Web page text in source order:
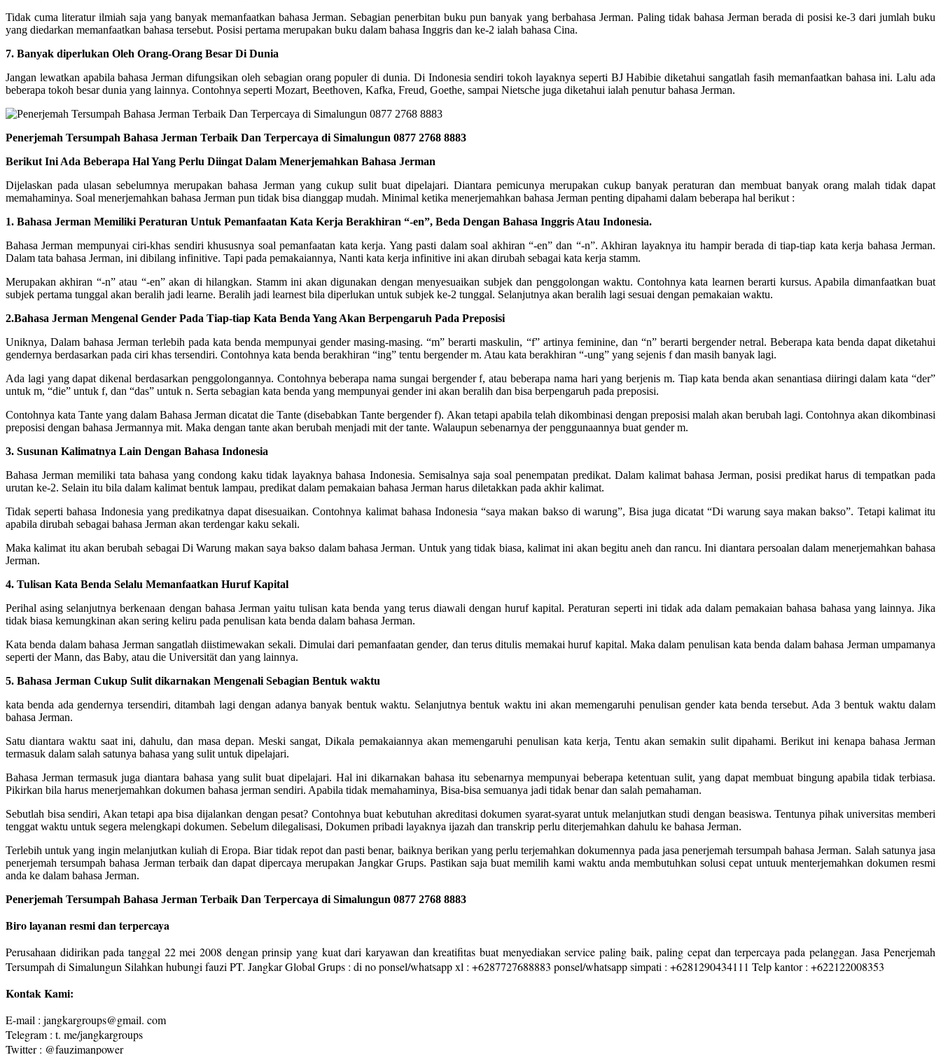
Tidak cuma literatur ilmiah saja yang banyak memanfaatkan bahasa Jerman. Sebagian penerbitan buku pun banyak yang berbahasa Jerman. Paling tidak bahasa Jerman berada di posisi ke-3 dari jumlah buku
yang diedarkan memanfaatkan bahasa tersebut. Posisi pertama merupakan buku dalam bahasa Inggris dan ke-2 ialah bahasa Cina.
7. Banyak diperlukan Oleh Orang-Orang Besar Di Dunia
Jangan lewatkan apabila bahasa Jerman difungsikan oleh sebagian orang populer di dunia. Di Indonesia sendiri tokoh layaknya seperti BJ Habibie diketahui sangatlah fasih memanfaatkan bahasa ini. Lalu ada
beberapa tokoh besar dunia yang lainnya. Contohnya seperti Mozart, Beethoven, Kafka, Freud, Goethe, sampai Nietsche juga diketahui ialah penutur bahasa Jerman.
Penerjemah Tersumpah Bahasa Jerman Terbaik Dan Terpercaya di Simalungun 0877 2768 8883
Berikut Ini Ada Beberapa Hal Yang Perlu Diingat Dalam Menerjemahkan Bahasa Jerman
Dijelaskan pada ulasan sebelumnya merupakan bahasa Jerman yang cukup sulit buat dipelajari. Diantara pemicunya merupakan cukup banyak peraturan dan membuat banyak orang malah tidak dapat
memahaminya. Soal menerjemahkan bahasa Jerman pun tidak bisa dianggap mudah. Minimal ketika menerjemahkan bahasa Jerman penting dipahami dalam beberapa hal berikut :
1. Bahasa Jerman Memiliki Peraturan Untuk Pemanfaatan Kata Kerja Berakhiran “-en”, Beda Dengan Bahasa Inggris Atau Indonesia.
Bahasa Jerman mempunyai ciri-khas sendiri khususnya soal pemanfaatan kata kerja. Yang pasti dalam soal akhiran “-en” dan “-n”. Akhiran layaknya itu hampir berada di tiap-tiap kata kerja bahasa Jerman.
Dalam tata bahasa Jerman, ini dibilang infinitive. Tapi pada pemakaiannya, Nanti kata kerja infinitive ini akan dirubah sebagai kata kerja stamm.
Merupakan akhiran “-n” atau “-en” akan di hilangkan. Stamm ini akan digunakan dengan menyesuaikan subjek dan penggolongan waktu. Contohnya kata learnen berarti kursus. Apabila dimanfaatkan buat
subjek pertama tunggal akan beralih jadi learne. Beralih jadi learnest bila diperlukan untuk subjek ke-2 tunggal. Selanjutnya akan beralih lagi sesuai dengan pemakaian waktu.
2.Bahasa Jerman Mengenal Gender Pada Tiap-tiap Kata Benda Yang Akan Berpengaruh Pada Preposisi
Uniknya, Dalam bahasa Jerman terlebih pada kata benda mempunyai gender masing-masing. “m” berarti maskulin, “f” artinya feminine, dan “n” berarti bergender netral. Beberapa kata benda dapat diketahui
gendernya berdasarkan pada ciri khas tersendiri. Contohnya kata benda berakhiran “ing” tentu bergender m. Atau kata berakhiran “-ung” yang sejenis f dan masih banyak lagi.
Ada lagi yang dapat dikenal berdasarkan penggolongannya. Contohnya beberapa nama sungai bergender f, atau beberapa nama hari yang berjenis m. Tiap kata benda akan senantiasa diiringi dalam kata “der”
untuk m, “die” untuk f, dan “das” untuk n. Serta sebagian kata benda yang mempunyai gender ini akan beralih dan bisa berpengaruh pada preposisi.
Contohnya kata Tante yang dalam Bahasa Jerman dicatat die Tante (disebabkan Tante bergender f). Akan tetapi apabila telah dikombinasi dengan preposisi malah akan berubah lagi. Contohnya akan dikombinasi
preposisi dengan bahasa Jermannya mit. Maka dengan tante akan berubah menjadi mit der tante. Walaupun sebenarnya der penggunaannya buat gender m.
3. Susunan Kalimatnya Lain Dengan Bahasa Indonesia
Bahasa Jerman memiliki tata bahasa yang condong kaku tidak layaknya bahasa Indonesia. Semisalnya saja soal penempatan predikat. Dalam kalimat bahasa Jerman, posisi predikat harus di tempatkan pada
urutan ke-2. Selain itu bila dalam kalimat bentuk lampau, predikat dalam pemakaian bahasa Jerman harus diletakkan pada akhir kalimat.
Tidak seperti bahasa Indonesia yang predikatnya dapat disesuaikan. Contohnya kalimat bahasa Indonesia “saya makan bakso di warung”, Bisa juga dicatat “Di warung saya makan bakso”. Tetapi kalimat itu
apabila dirubah sebagai bahasa Jerman akan terdengar kaku sekali.
Maka kalimat itu akan berubah sebagai Di Warung makan saya bakso dalam bahasa Jerman. Untuk yang tidak biasa, kalimat ini akan begitu aneh dan rancu. Ini diantara persoalan dalam menerjemahkan bahasa
Jerman.
4. Tulisan Kata Benda Selalu Memanfaatkan Huruf Kapital
Perihal asing selanjutnya berkenaan dengan bahasa Jerman yaitu tulisan kata benda yang terus diawali dengan huruf kapital. Peraturan seperti ini tidak ada dalam pemakaian bahasa bahasa yang lainnya. Jika
tidak biasa kemungkinan akan sering keliru pada penulisan kata benda dalam bahasa Jerman.
Kata benda dalam bahasa Jerman sangatlah diistimewakan sekali. Dimulai dari pemanfaatan gender, dan terus ditulis memakai huruf kapital. Maka dalam penulisan kata benda dalam bahasa Jerman umpamanya
seperti der Mann, das Baby, atau die Universität dan yang lainnya.
5. Bahasa Jerman Cukup Sulit dikarnakan Mengenali Sebagian Bentuk waktu
kata benda ada gendernya tersendiri, ditambah lagi dengan adanya banyak bentuk waktu. Selanjutnya bentuk waktu ini akan memengaruhi penulisan gender kata benda tersebut. Ada 3 bentuk waktu dalam
bahasa Jerman.
Satu diantara waktu saat ini, dahulu, dan masa depan. Meski sangat, Dikala pemakaiannya akan memengaruhi penulisan kata kerja, Tentu akan semakin sulit dipahami. Berikut ini kenapa bahasa Jerman
termasuk dalam salah satunya bahasa yang sulit untuk dipelajari.
Bahasa Jerman termasuk juga diantara bahasa yang sulit buat dipelajari. Hal ini dikarnakan bahasa itu sebenarnya mempunyai beberapa ketentuan sulit, yang dapat membuat bingung apabila tidak terbiasa.
Pikirkan bila harus menerjemahkan dokumen bahasa jerman sendiri. Apabila tidak memahaminya, Bisa-bisa semuanya jadi tidak benar dan salah pemahaman.
Sebutlah bisa sendiri, Akan tetapi apa bisa dijalankan dengan pesat? Contohnya buat kebutuhan akreditasi dokumen syarat-syarat untuk melanjutkan studi dengan beasiswa. Tentunya pihak universitas memberi
tenggat waktu untuk segera melengkapi dokumen. Sebelum dilegalisasi, Dokumen pribadi layaknya ijazah dan transkrip perlu diterjemahkan dahulu ke bahasa Jerman.
Terlebih untuk yang ingin melanjutkan kuliah di Eropa. Biar tidak repot dan pasti benar, baiknya berikan yang perlu terjemahkan dokumennya pada jasa penerjemah tersumpah bahasa Jerman. Salah satunya jasa
penerjemah tersumpah bahasa Jerman terbaik dan dapat dipercaya merupakan Jangkar Grups. Pastikan saja buat memilih kami waktu anda membutuhkan solusi cepat untuuk menterjemahkan dokumen resmi
anda ke dalam bahasa Jerman.
Penerjemah Tersumpah Bahasa Jerman Terbaik Dan Terpercaya di Simalungun 0877 2768 8883
Biro layanan resmi dan terpercaya
Perusahaan didirikan pada tanggal 22 mei 2008 dengan prinsip yang kuat dari karyawan dan kreatifitas buat menyediakan service paling baik, paling cepat dan terpercaya pada pelanggan. Jasa Penerjemah
Tersumpah di Simalungun Silahkan hubungi fauzi PT. Jangkar Global Grups : di no ponsel/whatsapp xl : +6287727688883 ponsel/whatsapp simpati : +6281290434111 Telp kantor : +622122008353
Kontak Kami:
E-mail : jangkargroups@gmail. com
Telegram : t. me/jangkargroups
Twitter : @fauzimanpower